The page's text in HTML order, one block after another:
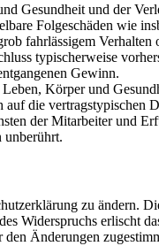
Gesundheit und der
Folgeschäden wie
fahrlässigem
typischerweise
Gewinn.
Körper und
die
der Mitarbeiter und
unberührt.
zu ändern.
Widerspruchs erlischt
Änderungen